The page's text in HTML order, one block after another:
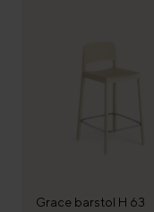
Grace barstol H 63